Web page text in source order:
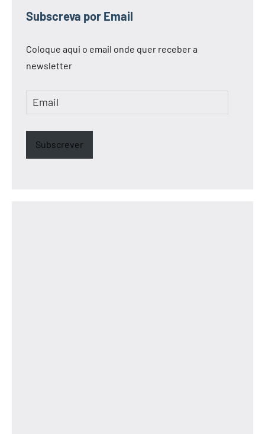
Subscreva por Email
Coloque aqui o email onde quer receber a
newsletter
Email
Subscrever